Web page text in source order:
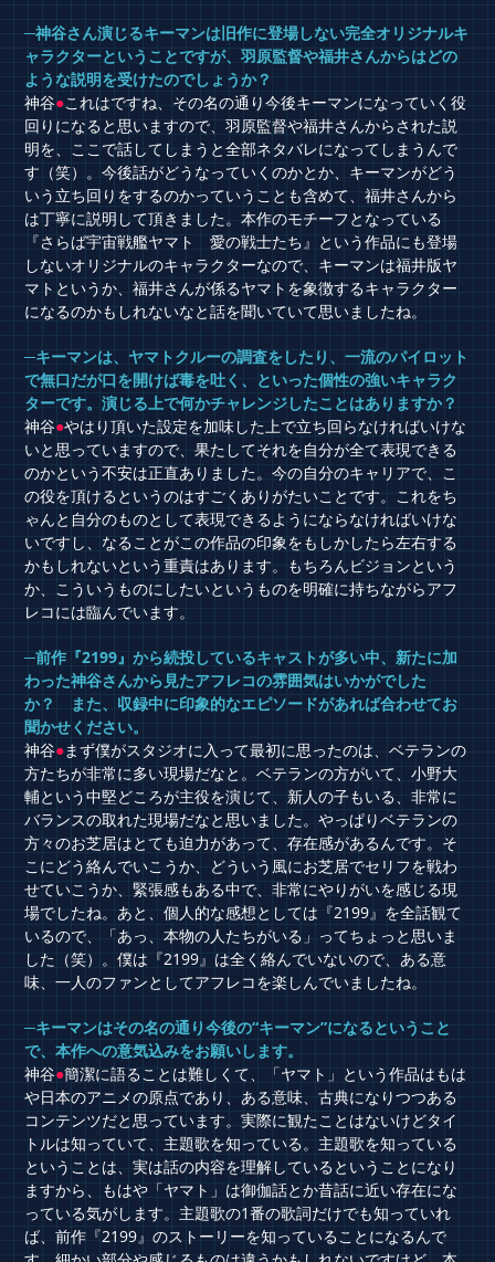
─神谷さん演じるキーマンは旧作に登場しない完全オリジナルキ
ャラクターということですが、羽原監督や福井さんからはどの
ような説明を受けたのでしょうか？
神谷●これはですね、その名の通り今後キーマンになっていく役
回りになると思いますので、羽原監督や福井さんからされた説
明を、ここで話してしまうと全部ネタバレになってしまうんで
す（笑）。今後話がどうなっていくのかとか、キーマンがどう
いう立ち回りをするのかっていうことも含めて、福井さんから
は丁寧に説明して頂きました。本作のモチーフとなっている
『さらば宇宙戦艦ヤマト 愛の戦士たち』という作品にも登場
しないオリジナルのキャラクターなので、キーマンは福井版ヤ
マトというか、福井さんが係るヤマトを象徴するキャラクター
になるのかもしれないなと話を聞いていて思いましたね。
─キーマンは、ヤマトクルーの調査をしたり、一流のパイロット
で無口だが口を開けば毒を吐く、といった個性の強いキャラク
ターです。演じる上で何かチャレンジしたことはありますか？
神谷●やはり頂いた設定を加味した上で立ち回らなければいけな
いと思っていますので、果たしてそれを自分が全て表現できる
のかという不安は正直ありました。今の自分のキャリアで、こ
の役を頂けるというのはすごくありがたいことです。これをち
ゃんと自分のものとして表現できるようにならなければいけな
いですし、なることがこの作品の印象をもしかしたら左右する
かもしれないという重責はあります。もちろんビジョンという
か、こういうものにしたいというものを明確に持ちながらアフ
レコには臨んでいます。
─前作『2199』から続投しているキャストが多い中、新たに加
わった神谷さんから見たアフレコの雰囲気はいかがでした
か？ また、収録中に印象的なエピソードがあれば合わせてお
聞かせください。
神谷●まず僕がスタジオに入って最初に思ったのは、ベテランの
方たちが非常に多い現場だなと。ベテランの方がいて、小野大
輔という中堅どころが主役を演じて、新人の子もいる、非常に
バランスの取れた現場だなと思いました。やっぱりベテランの
方々のお芝居はとても迫力があって、存在感があるんです。そ
こにどう絡んでいこうか、どういう風にお芝居でセリフを戦わ
せていこうか、緊張感もある中で、非常にやりがいを感じる現
場でしたね。あと、個人的な感想としては『2199』を全話観て
いるので、「あっ、本物の人たちがいる」ってちょっと思いま
した（笑）。僕は『2199』は全く絡んでいないので、ある意
味、一人のファンとしてアフレコを楽しんでいましたね。
─キーマンはその名の通り今後の“キーマン”になるということ
で、本作への意気込みをお願いします。
神谷●簡潔に語ることは難しくて、「ヤマト」という作品はもは
や日本のアニメの原点であり、ある意味、古典になりつつある
コンテンツだと思っています。実際に観たことはないけどタイ
トルは知っていて、主題歌を知っている。主題歌を知っている
ということは、実は話の内容を理解しているということになり
ますから、もはや「ヤマト」は御伽話とか昔話に近い存在にな
っている気がします。主題歌の1番の歌詞だけでも知っていれ
ば、前作『2199』のストーリーを知っていることになるんで